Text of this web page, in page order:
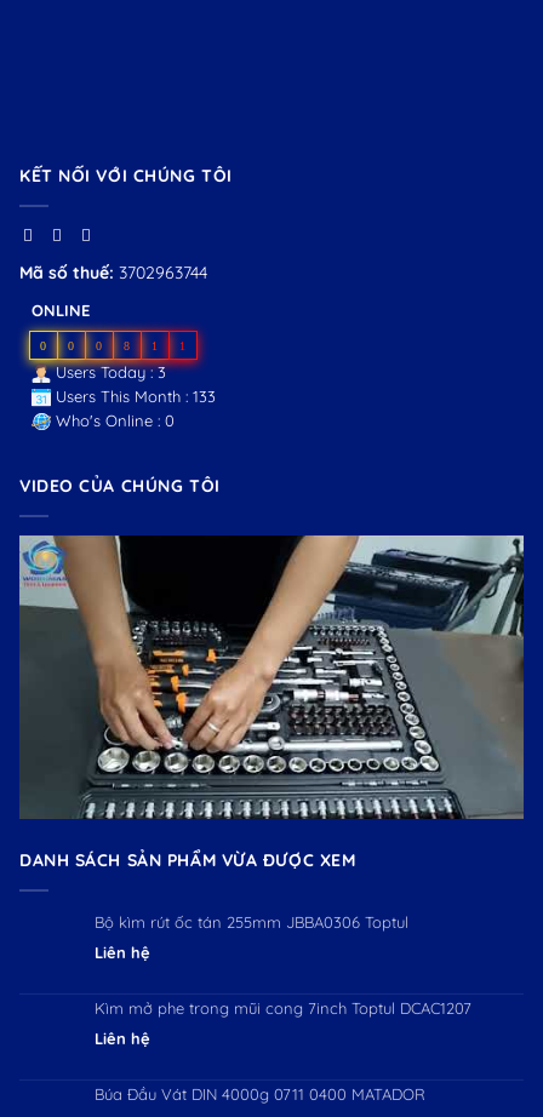
KẾT NỐI VỚI CHÚNG TÔI
Mã số thuế: 3702963744
ONLINE
0 0 0 8 1 1
Users Today : 3
Users This Month : 133
Who's Online : 0
VIDEO CỦA CHÚNG TÔI
DANH SÁCH SẢN PHẨM VỪA ĐƯỢC XEM
Bộ kìm rút ốc tán 255mm JBBA0306 Toptul
Liên hệ
Kìm mở phe trong mũi cong 7inch Toptul DCAC1207
Liên hệ
Búa Đầu Vát DIN 4000g 0711 0400 MATADOR